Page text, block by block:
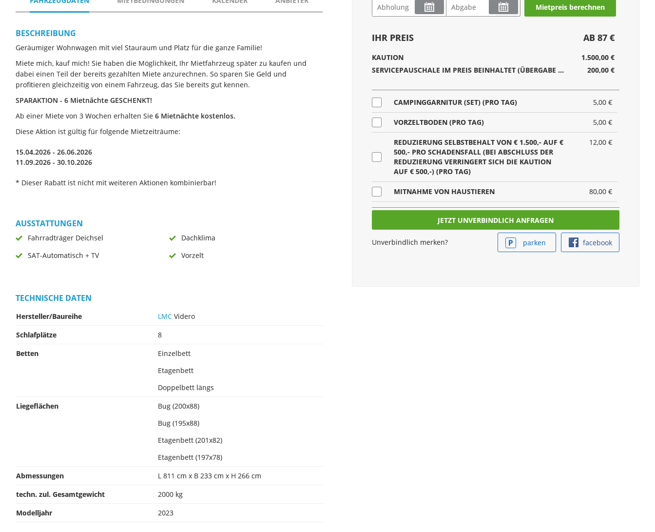
BESCHREIBUNG
Geräumiger Wohnwagen mit viel Stauraum und Platz für die ganze Familie!
Miete mich, kauf mich! Sie haben die Möglichkeit, Ihr Mietfahrzeug später zu kaufen und
dabei einen Teil der bereits gezahlten Miete anzurechnen. So sparen Sie Geld und
profitieren gleichzeitig von einem Fahrzeug, das Sie bereits gut kennen.
SPARAKTION - 6 Mietnächte GESCHENKT!
Ab einer Miete von 3 Wochen erhalten Sie 6 Mietnächte kostenlos.
Diese Aktion ist gültig für folgende Mietzeiträume:
15.04.2026 - 26.06.2026
11.09.2026 - 30.10.2026
* Dieser Rabatt ist nicht mit weiteren Aktionen kombinierbar!
AUSSTATTUNGEN
Fahrradträger Deichsel
Dachklima
SAT-Automatisch + TV
Vorzelt
TECHNISCHE DATEN
Hersteller/Baureihe LMC Videro
Schlafplätze
8
Betten
Einzelbett
Etagenbett
Doppelbett längs
Liegeflächen
Bug (200x88)
Bug (195x88)
Etagenbett (201x82)
Etagenbett (197x78)
Abmessungen
L 811 cm x B 233 cm x H 266 cm
techn. zul. Gesamtgewicht
2000 kg
Modelljahr
2023
Mietpreis berechnen
IHR PREIS AB 87 €
KAUTION
1.500,00 €
SERVICEPAUSCHALE IM PREIS BEINHALTET (ÜBERGABE UND RÜCKNAHME DES FAHRZEUGES, REINIGUNG INNEN UND AUSSEN, GASPAUSCHALE, WC-CHEMIE)
200,00 €
CAMPINGGARNITUR (SET) (PRO TAG) 5,00 €
VORZELTBODEN (PRO TAG) 5,00 €
REDUZIERUNG SELBSTBEHALT VON € 1.500,- AUF €
500,- PRO SCHADENSFALL (BEI ABSCHLUSS DER
REDUZIERUNG VERRINGERT SICH DIE KAUTION
AUF € 500,-) (PRO TAG)
12,00 €
MITNAHME VON HAUSTIEREN 80,00 €
HAUSEIGENES RÜCKTRITTSPAKET WOHNWAGEN
12,00 €
E-SCOOTER (PRO TAG) 8,00 €
Unverbindlich merken? facebook
parken